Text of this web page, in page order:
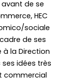
de se
HEC
sociale
de ses
la Direction
ses idées très
commercial